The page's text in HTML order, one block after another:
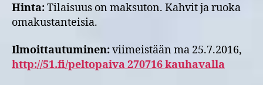
Hinta:Tilaisuus on maksuton. Kahvit ja ruoka
omakustanteisia.
Ilmoittautuminen:viimeistään ma 25.7.2016,
http://51.fi/peltopaiva 270716 kauhavalla